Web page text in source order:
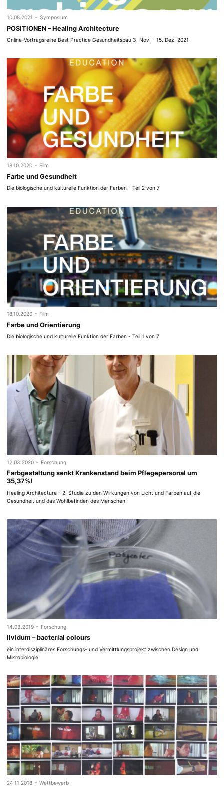
10.08.2021 - Symposium
POSITIONEN – Healing Architecture
Online-Vortragsreihe Best Practice Gesundheitsbau 3. Nov. - 15. Dez. 2021
18.10.2020 - Film
Farbe und Gesundheit
Die biologische und kulturelle Funktion der Farben - Teil 2 von 7
18.10.2020 - Film
Farbe und Orientierung
Die biologische und kulturelle Funktion der Farben - Teil 1 von 7
12.03.2020 - Forschung
Farbgestaltung senkt Krankenstand beim Pflegepersonal um
35,37%!
Healing Architecture - 2. Studie zu den Wirkungen von Licht und Farben auf die
Gesundheit und das Wohlbefinden des Menschen
14.03.2019 - Forschung
lividum – bacterial colours
ein interdisziplinäres Forschungs- und Vermittlungsprojekt zwischen Design und
Mikrobiologie
24.11.2018 - Wettbewerb